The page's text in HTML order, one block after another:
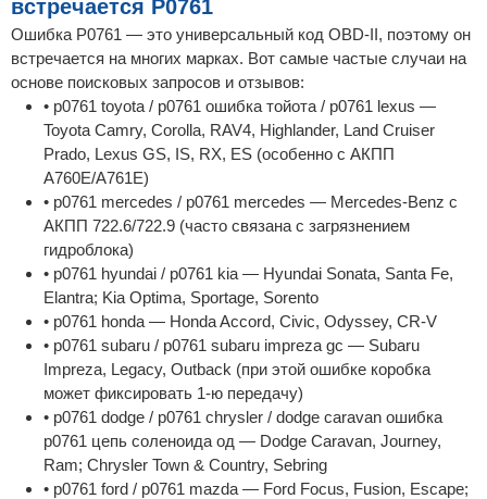
встречается P0761
Ошибка P0761 — это универсальный код OBD-II, поэтому он
встречается на многих марках. Вот самые частые случаи на
основе поисковых запросов и отзывов:
• p0761 toyota / p0761 ошибка тойота / p0761 lexus —
Toyota Camry, Corolla, RAV4, Highlander, Land Cruiser
Prado, Lexus GS, IS, RX, ES (особенно с АКПП
A760E/A761E)
• p0761 mercedes / p0761 mercedes — Mercedes-Benz с
АКПП 722.6/722.9 (часто связана с загрязнением
гидроблока)
• p0761 hyundai / p0761 kia — Hyundai Sonata, Santa Fe,
Elantra; Kia Optima, Sportage, Sorento
• p0761 honda — Honda Accord, Civic, Odyssey, CR-V
• p0761 subaru / p0761 subaru impreza gc — Subaru
Impreza, Legacy, Outback (при этой ошибке коробка
может фиксировать 1-ю передачу)
• p0761 dodge / p0761 chrysler / dodge caravan ошибка
p0761 цепь соленоида од — Dodge Caravan, Journey,
Ram; Chrysler Town & Country, Sebring
• p0761 ford / p0761 mazda — Ford Focus, Fusion, Escape;